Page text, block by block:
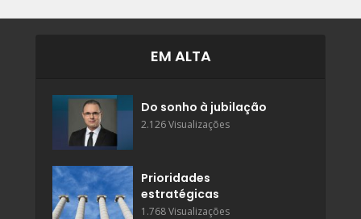
EM ALTA
Do sonho à jubilação
2.126 Visualizações
Prioridades
estratégicas
1.768 Visualizações